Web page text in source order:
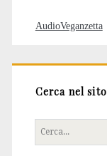
AudioVeganzetta
Cerca nel sito
Cerca
per: